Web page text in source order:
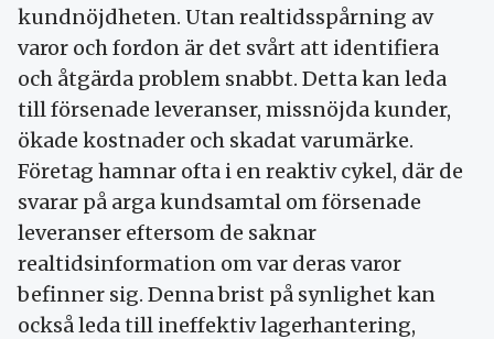
kundnöjdheten. Utan realtidsspårning av
varor och fordon är det svårt att identifiera
och åtgärda problem snabbt. Detta kan leda
till försenade leveranser, missnöjda kunder,
ökade kostnader och skadat varumärke.
Företag hamnar ofta i en reaktiv cykel, där de
svarar på arga kundsamtal om försenade
leveranser eftersom de saknar
realtidsinformation om var deras varor
befinner sig. Denna brist på synlighet kan
också leda till ineffektiv lagerhantering,